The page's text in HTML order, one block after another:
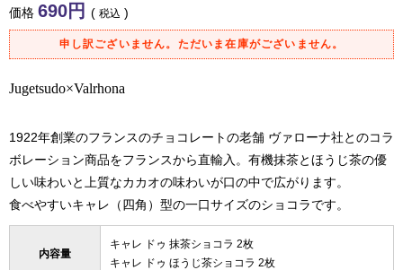
価格 690 税込
申し訳ございません。ただいま在庫がございません。
Jugetsudo×Valrhona
1922年創業のフランスのチョコレートの老舗 ヴァローナ社とのコラ
ボレーション商品をフランスから直輸入。有機抹茶とほうじ茶の優
しい味わいと上質なカカオの味わいが口の中で広がります。
食べやすいキャレ（四角）型の一口サイズのショコラです。
内容量
キャレ ドゥ 抹茶ショコラ 2枚
キャレ ドゥ ほうじ茶ショコラ 2枚